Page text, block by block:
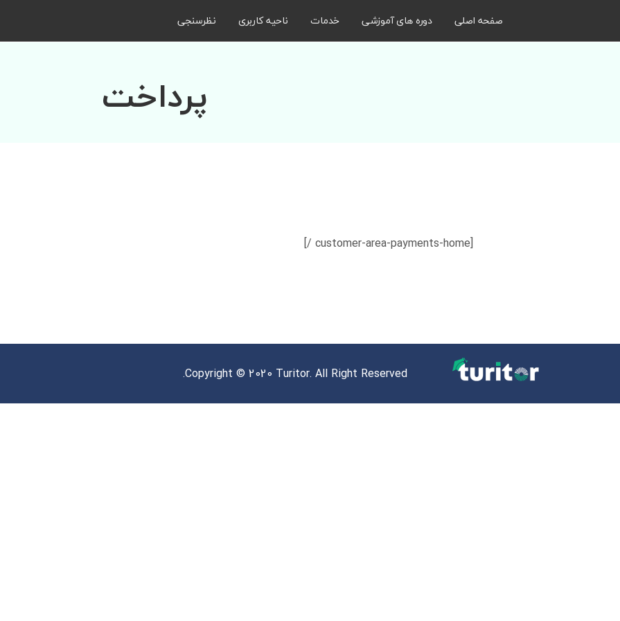
صفحه اصلی دوره های آموزشی خدمات ناحیه کاربری نظرسنجی
پرداخت
[customer-area-payments-home /]
Copyright © 2020 Turitor. All Right Reserved.